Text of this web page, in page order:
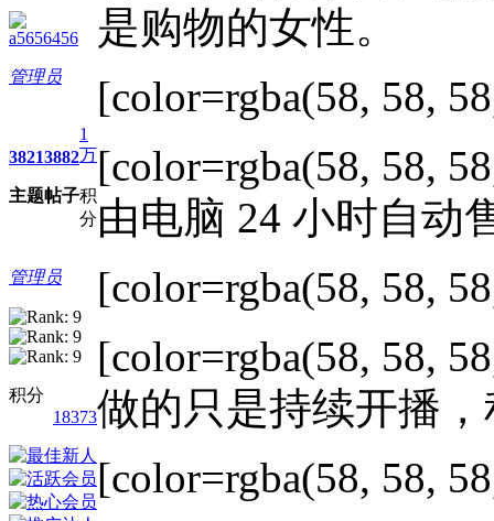
a5656456
管理员
3821
主题
3882
帖子
1
万
积
分
管理员
积分
18373
是购物的女性。
[color=rgba(58, 58,
[color=rgba(58, 58,
由电脑 24 小时自动
[color=rgba(58, 58,
[color=rgba(58, 58,
做的只是持续开播
[color=rgba(58, 58,